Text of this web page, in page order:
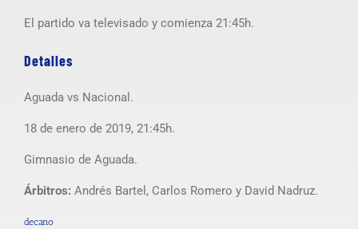
El partido va televisado y comienza 21:45h.
Detalles
Aguada vs Nacional.
18 de enero de 2019, 21:45h.
Gimnasio de Aguada.
Árbitros: Andrés Bartel, Carlos Romero y David Nadruz.
decano